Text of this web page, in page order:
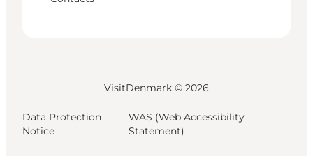
VisitDenmark © 2026
Data Protection
Notice
WAS (Web Accessibility
Statement)